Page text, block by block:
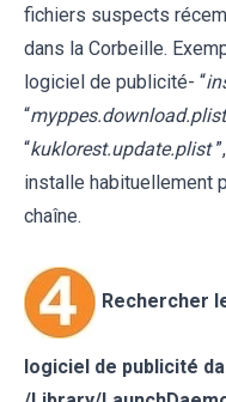
fichiers suspects
dans la Corbeille.
logiciel de publicité- “
“myppes.download.plist
“kuklorest.update.plist
installe habituellement
chaîne.
Rechercher
logiciel de publicité